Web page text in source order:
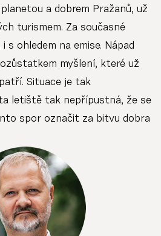
a dobrem Pražanů, už
turismem. Za současné
s ohledem na emise. Nápad
myšlení, které už
Situace je tak
letiště tak nepřípustná, že se
spor označit za bitvu dobra